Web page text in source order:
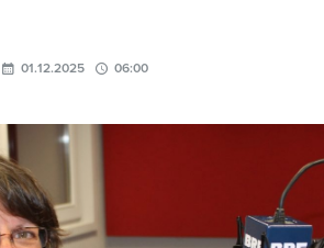
01.12.2025 06:00